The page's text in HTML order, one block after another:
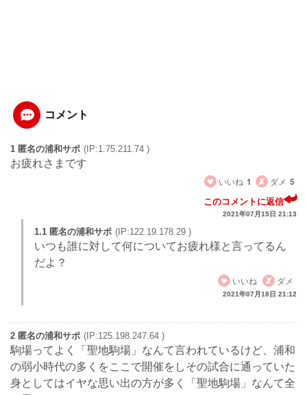
コメント
1 匿名の浦和サポ (IP:1.75.211.74 )
お疲れさまです
いいね 1 ダメ 5
このコメントに返信
2021年07月15日 21:13
1.1 匿名の浦和サポ (IP:122.19.178.29 )
いつも誰に対して何についてお疲れ様と言ってるん
だよ？
いいね
ダメ
2021年07月18日 21:12
2 匿名の浦和サポ (IP:125.198.247.64 )
駒場ってよく「聖地駒場」なんて言われているけど、浦和
の弱小時代の多くをここで開催をしその試合に通っていた
身としてはイヤな思い出の方が多く「聖地駒場」なんて全